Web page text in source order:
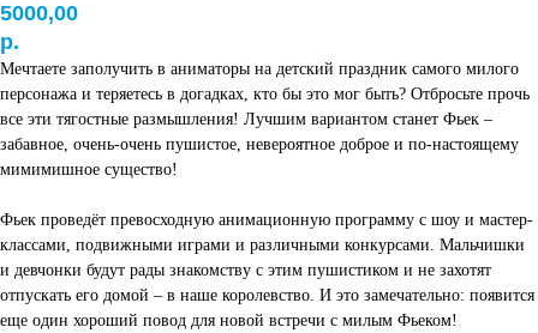
5000,00
р.
Мечтаете заполучить в аниматоры на детский праздник самого милого
персонажа и теряетесь в догадках, кто бы это мог быть? Отбросьте прочь
все эти тягостные размышления! Лучшим вариантом станет Фьек –
забавное, очень-очень пушистое, невероятное доброе и по-настоящему
мимимишное существо!
Фьек проведёт превосходную анимационную программу с шоу и мастер-
классами, подвижными играми и различными конкурсами. Мальчишки
и девчонки будут рады знакомству с этим пушистиком и не захотят
отпускать его домой – в наше королевство. И это замечательно: появится
еще один хороший повод для новой встречи с милым Фьеком!